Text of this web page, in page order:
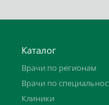
Каталог
Врачи по регионам
Врачи по
Клиники